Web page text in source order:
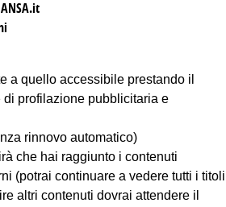
a quello accessibile prestando il
profilazione pubblicitaria e
rinnovo automatico)
che hai raggiunto i contenuti
(potrai continuare a vedere tutti i titoli
altri contenuti dovrai attendere il